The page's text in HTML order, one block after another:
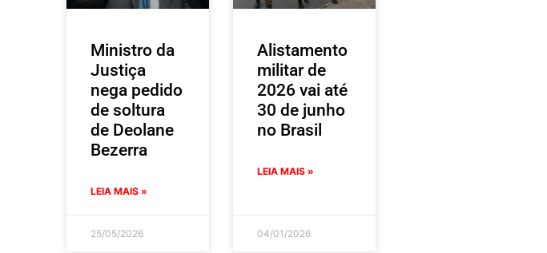
Ministro da
Justiça
nega pedido
de soltura
de Deolane
Bezerra
LEIA MAIS »
25/05/2026
Alistamento
militar de
2026 vai até
30 de junho
no Brasil
LEIA MAIS »
04/01/2026